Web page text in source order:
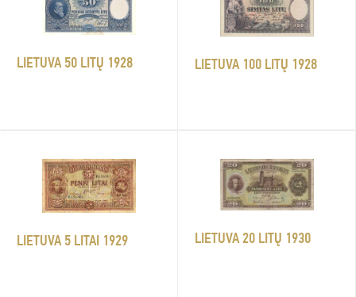
LIETUVA 50 LITŲ 1928 LIETUVA 100 LITŲ 1928
LIETUVA 5 LITAI 1929 LIETUVA 20 LITŲ 1930